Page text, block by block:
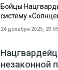
Бойцы
систему
24 декабря 2025, 23:05
незаконной